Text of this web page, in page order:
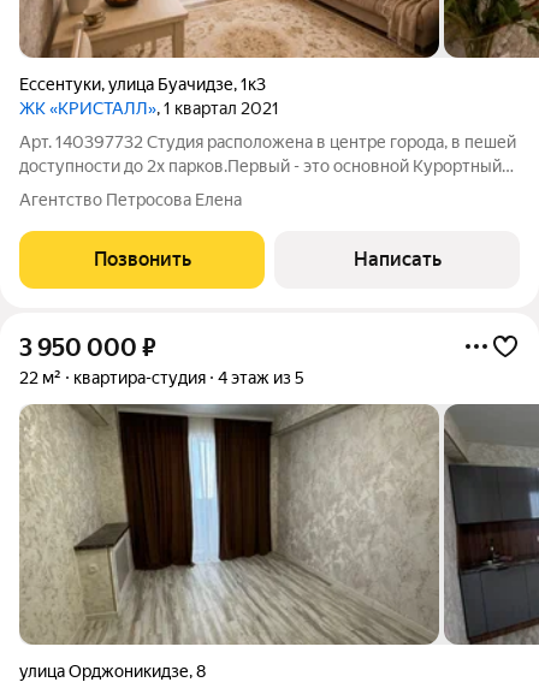
Ессентуки,улица Буачидзе,1к3
ЖК «КРИСТАЛЛ», 1 квартал 2021
Арт. 140397732 Студия расположена в центре города, в пешей
доступности до 2х парков.Первый - это основной Курортный
лечебный парк, с бюветами минеральной воды, и маршрутами,
которые соответствуют диетам отдыхающих. Второй - это
Парк Победы. В котором
Агентство Петросова Елена
Позвонить Написать
3 950 000 ₽
22 м² квартира-студия 4 этаж из 5
улица Орджоникидзе,8